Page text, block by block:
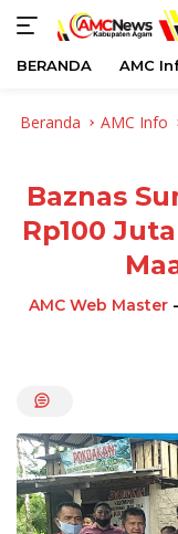
BERANDA AMC
Beranda AMC Info
Baznas
Rp100
AMC Web Master -